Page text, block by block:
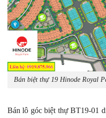
Bán biệt thự 19 Hinode Royal
Bán lô góc biệt thự BT19-01